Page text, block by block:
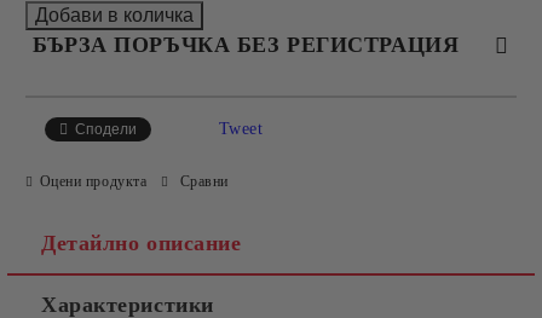
БЪРЗА ПОРЪЧКА БЕЗ РЕГИСТРАЦИЯ
Сподели Tweet
Оцени продукта Сравни
Детайлно описание
Характеристики